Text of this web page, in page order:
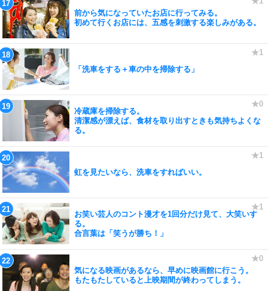
前から気になっていたお店に行ってみる。
初めて行くお店には、五感を刺激する楽しみがある。
「洗車をする＋車の中を掃除する」
冷蔵庫を掃除する。
清潔感が漂えば、食材を取り出すときも気持ちよくな
る。
虹を見たいなら、洗車をすればいい。
お笑い芸人のコント漫才を1回分だけ見て、大笑いす
る。
合言葉は「笑うが勝ち！」
気になる映画があるなら、早めに映画館に行こう。
もたもたしていると上映期間が終わってしまう。